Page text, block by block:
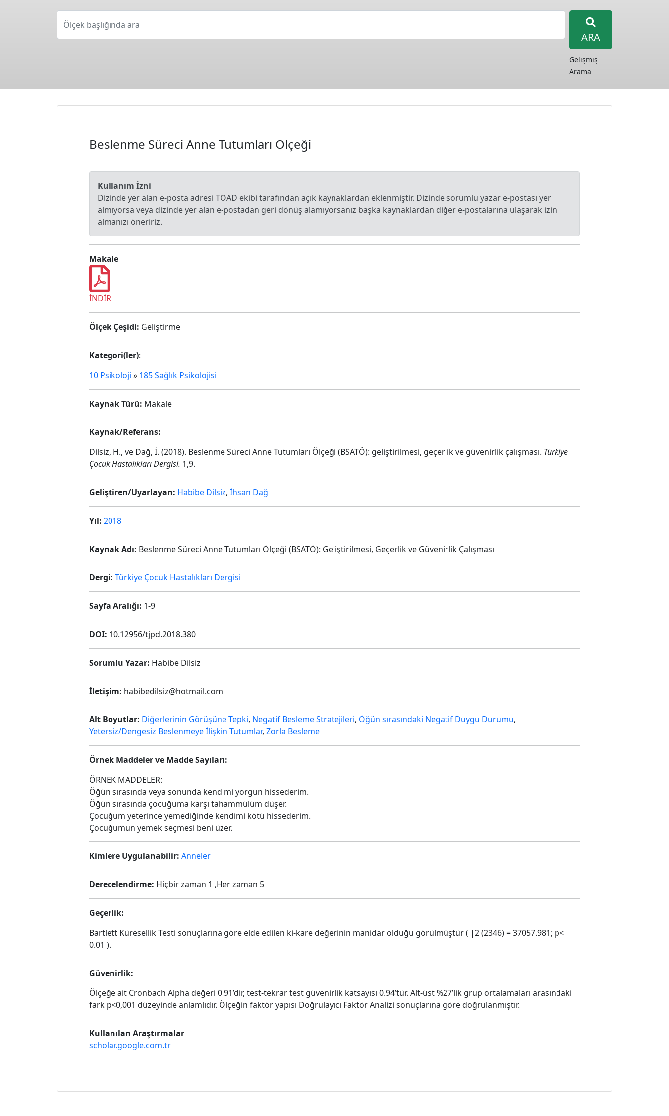
Ölçek başlığında ara
ARA
Gelişmiş
Arama
Beslenme Süreci Anne Tutumları Ölçeği
Kullanım İzni
Dizinde yer alan e-posta adresi TOAD ekibi tarafından açık kaynaklardan eklenmiştir. Dizinde sorumlu yazar e-postası yer
almıyorsa veya dizinde yer alan e-postadan geri dönüş alamıyorsanız başka kaynaklardan diğer e-postalarına ulaşarak izin
almanızı öneririz.
Makale
İNDİR
Ölçek Çeşidi: Geliştirme
Kategori(ler):
10 Psikoloji » 185 Sağlık Psikolojisi
Kaynak Türü: Makale
Kaynak/Referans:
Dilsiz, H., ve Dağ, İ. (2018). Beslenme Süreci Anne Tutumları Ölçeği (BSATÖ): geliştirilmesi, geçerlik ve güvenirlik çalışması. Türkiye
Çocuk Hastalıkları Dergisi. 1,9.
Geliştiren/Uyarlayan: Habibe Dilsiz, İhsan Dağ
Yıl: 2018
Kaynak Adı: Beslenme Süreci Anne Tutumları Ölçeği (BSATÖ): Geliştirilmesi, Geçerlik ve Güvenirlik Çalışması
Dergi: Türkiye Çocuk Hastalıkları Dergisi
Sayfa Aralığı: 1-9
DOI: 10.12956/tjpd.2018.380
Sorumlu Yazar: Habibe Dilsiz
İletişim: habibedilsiz@hotmail.com
Alt Boyutlar: Diğerlerinin Görüşüne Tepki, Negatif Besleme Stratejileri, Öğün sırasındaki Negatif Duygu Durumu,
Yetersiz/Dengesiz Beslenmeye İlişkin Tutumlar, Zorla Besleme
Örnek Maddeler ve Madde Sayıları:
ÖRNEK MADDELER:
Öğün sırasında veya sonunda kendimi yorgun hissederim.
Öğün sırasında çocuğuma karşı tahammülüm düşer.
Çocuğum yeterince yemediğinde kendimi kötü hissederim.
Çocuğumun yemek seçmesi beni üzer.
Kimlere Uygulanabilir: Anneler
Derecelendirme: Hiçbir zaman 1 ,Her zaman 5
Geçerlik:
Bartlett Küresellik Testi sonuçlarına göre elde edilen ki-kare değerinin manidar olduğu görülmüştür ( |2 (2346) = 37057.981; p<
0.01 ).
Güvenirlik:
Ölçeğe ait Cronbach Alpha değeri 0.91’dir, test-tekrar test güvenirlik katsayısı 0.94’tür. Alt-üst %27’lik grup ortalamaları arasındaki
fark p<0,001 düzeyinde anlamlıdır. Ölçeğin faktör yapısı Doğrulayıcı Faktör Analizi sonuçlarına göre doğrulanmıştır.
Kullanılan Araştırmalar
scholar.google.com.tr